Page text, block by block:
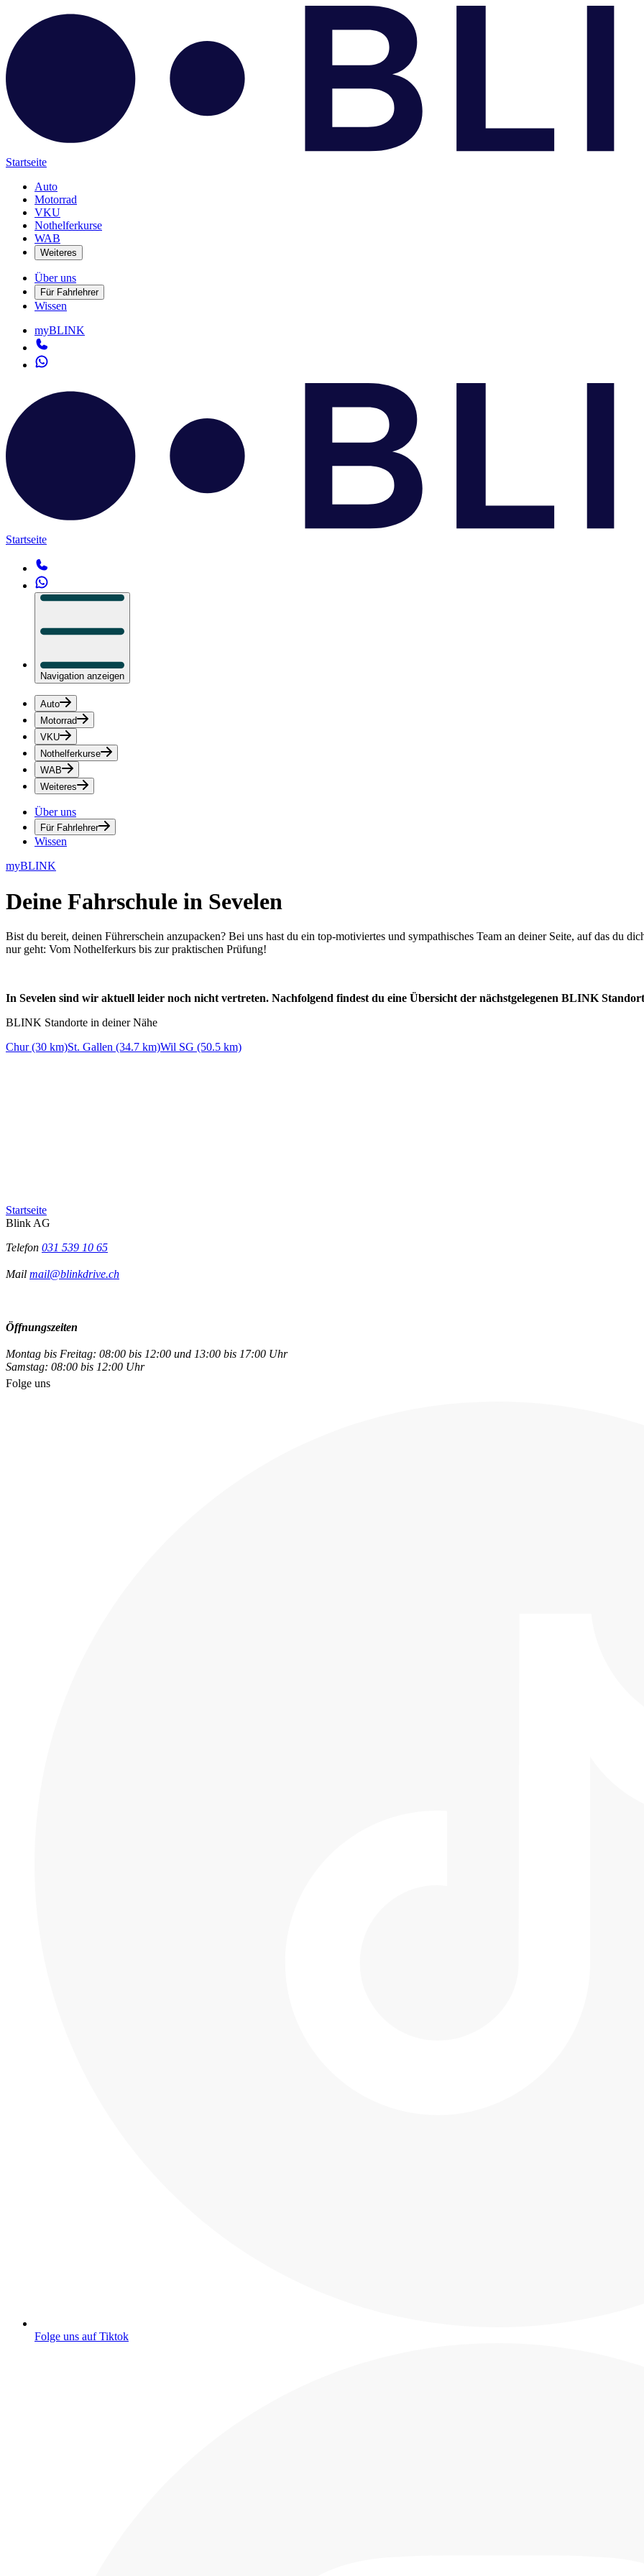
Startseite
Auto
Motorrad
VKU
Nothelferkurse
WAB
Weiteres
Über uns
Für Fahrlehrer
Wissen
myBLINK
Startseite
Navigation anzeigen
Auto
Motorrad
VKU
Nothelferkurse
WAB
Weiteres
Über uns
Für Fahrlehrer
Wissen
myBLINK
Deine Fahrschule in Sevelen
Bist du bereit, deinen Führerschein anzupacken? Bei uns hast du ein top-motiviertes und sympathisches Team an deiner Seite, auf das du
nur geht: Vom Nothelferkurs bis zur praktischen Prüfung!
In Sevelen sind wir aktuell leider noch nicht vertreten. Nachfolgend findest du eine Übersicht der nächstgelegenen BLINK
BLINK Standorte in deiner Nähe
Chur (30 km)St. Gallen (34.7 km)Wil SG (50.5 km)
Startseite
Blink AG
Telefon 031 539 10 65
Mail mail@blinkdrive.ch
Öffnungszeiten
Montag bis Freitag: 08:00 bis 12:00 und 13:00 bis 17:00 Uhr
Samstag: 08:00 bis 12:00 Uhr
Folge uns
Folge uns auf Tiktok